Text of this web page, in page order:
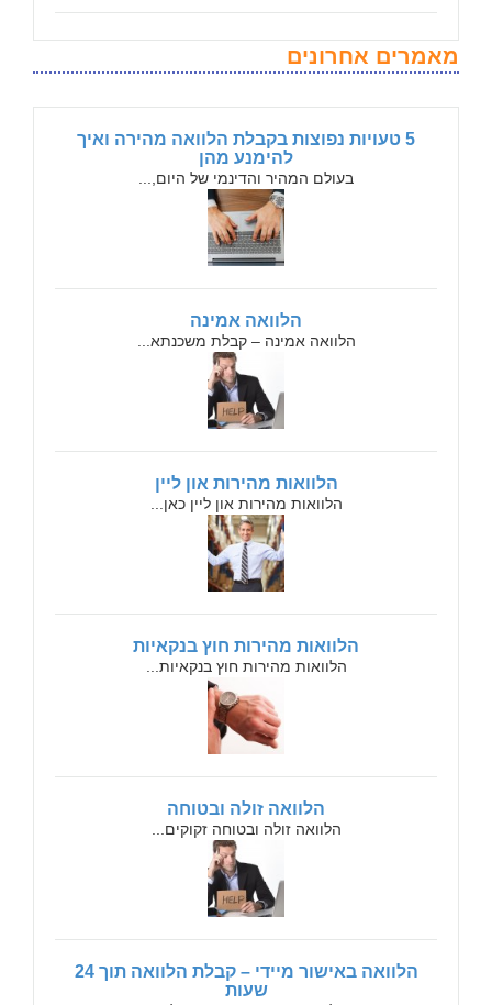
מאמרים אחרונים
5 טעויות נפוצות בקבלת הלוואה מהירה ואיך
להימנע מהן
בעולם המהיר והדינמי של היום,...
הלוואה אמינה
הלוואה אמינה – קבלת משכנתא...
הלוואות מהירות און ליין
הלוואות מהירות און ליין כאן...
הלוואות מהירות חוץ בנקאיות
הלוואות מהירות חוץ בנקאיות...
הלוואה זולה ובטוחה
הלוואה זולה ובטוחה זקוקים...
הלוואה באישור מיידי – קבלת הלוואה תוך 24
שעות